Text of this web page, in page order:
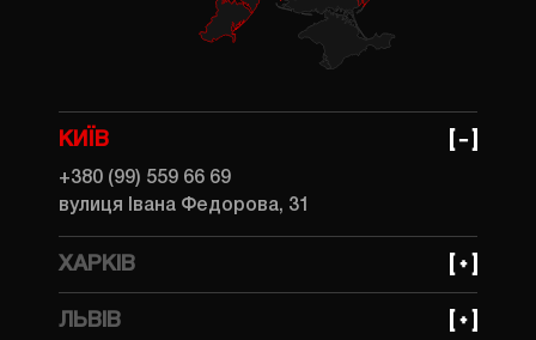
КИЇВ
+380 (99) 559 66 69
вулиця Івана Федорова, 31
ХАРКІВ
вулиця Динамівська, 10
ЛЬВІВ